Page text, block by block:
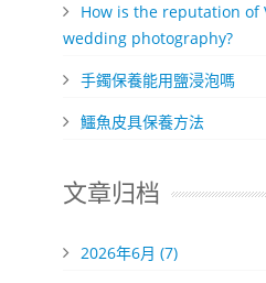
How is the reputation of
wedding photography?
​手鐲保養能用鹽浸泡嗎
​鱷魚皮具保養方法
文章归档
2026年6月 (7)